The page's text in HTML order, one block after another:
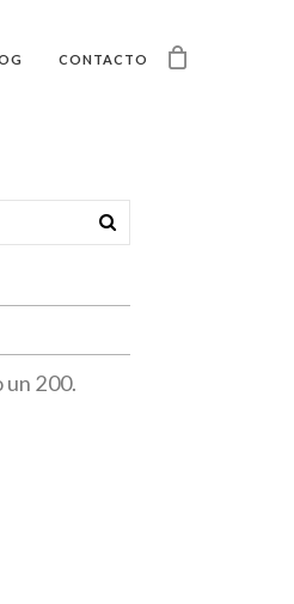
CONTACTO
un 200.